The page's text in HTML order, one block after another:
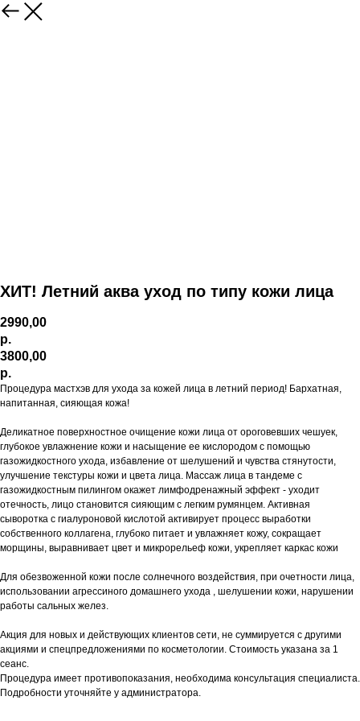
ХИТ! Летний аква уход по типу кожи лица
2990,00
р.
3800,00
р.
Процедура мастхэв для ухода за кожей лица в летний период! Бархатная,
напитанная, сияющая кожа!
Деликатное поверхностное очищение кожи лица от ороговевших чешуек,
глубокое увлажнение кожи и насыщение ее кислородом с помощью
газожидкостного ухода, избавление от шелушений и чувства стянутости,
улучшение текстуры кожи и цвета лица. Массаж лица в тандеме с
газожидкостным пилингом окажет лимфодренажный эффект - уходит
отечность, лицо становится сияющим с легким румянцем. Активная
сыворотка с гиалуроновой кислотой активирует процесс выработки
собственного коллагена, глубоко питает и увлажняет кожу, сокращает
морщины, выравнивает цвет и микрорельеф кожи, укрепляет каркас кожи
Для обезвоженной кожи после солнечного воздействия, при очетности лица,
использовании агрессиного домашнего ухода , шелушении кожи, нарушении
работы сальных желез.
Акция для новых и действующих клиентов сети, не суммируется с другими
акциями и спецпредложениями по косметологии. Стоимость указана за 1
сеанс.
Процедура имеет противопоказания, необходима консультация специалиста.
Подробности уточняйте у администратора.